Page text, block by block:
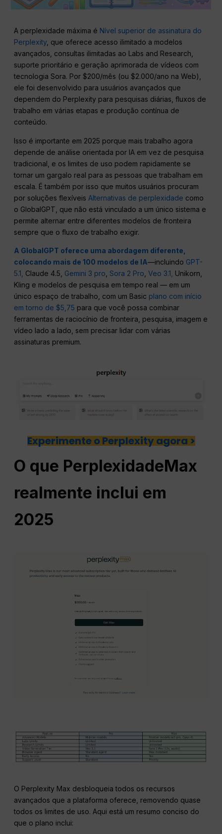
A perplexidade máxima é Nível superior de assinatura do
Perplexity, que oferece acesso ilimitado a modelos
avançados, consultas ilimitadas ao Labs and Research,
suporte prioritário e geração aprimorada de vídeos com
tecnologia Sora. Por $200/mês (ou $2.000/ano na Web),
ele foi desenvolvido para usuários avançados que
dependem do Perplexity para pesquisas diárias, fluxos de
trabalho em várias etapas e produção contínua de
conteúdo.
Isso é importante em 2025 porque mais trabalho agora
depende de análise orientada por IA em vez de pesquisa
tradicional, e os limites de uso podem rapidamente se
tornar um gargalo real para as pessoas que trabalham em
escala. É também por isso que muitos usuários procuram
por soluções flexíveisAlternativas de perplexidade como
o GlobalGPT, que não está vinculado a um único sistema e
permite alternar entre diferentes modelos de fronteira
sempre que o fluxo de trabalho exigir.
A GlobalGPT oferece uma abordagem diferente,
colocando mais de 100 modelos de IA—incluindo GPT-
5.1, Claude 4.5, Gemini 3 pro ,Sora 2 Pro ,Veo 3.1, Unikorn,
Kling e modelos de pesquisa em tempo real — em um
único espaço de trabalho, com um Basic plano com início
em torno de $5,75 para que você possa combinar
ferramentas de raciocínio de fronteira, pesquisa, imagem e
vídeo lado a lado, sem precisar lidar com várias
assinaturas premium.
Experimente o Perplexity agora >
O que PerplexidadeMax
realmente inclui em
2025
O Perplexity Max desbloqueia todos os recursos
avançados que a plataforma oferece, removendo quase
todos os limites de uso. Aqui está um resumo conciso do
que o plano inclui: